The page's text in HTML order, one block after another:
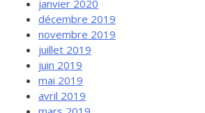
janvier 2020
décembre 2019
novembre 2019
juillet 2019
juin 2019
mai 2019
avril 2019